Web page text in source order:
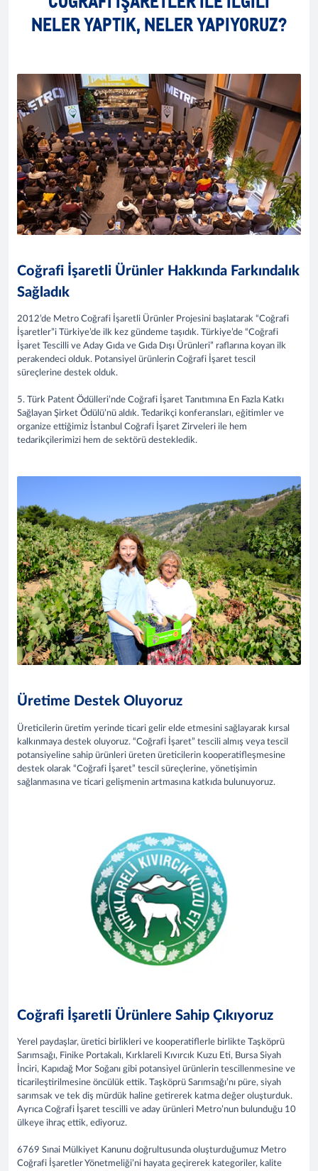
NELER YAPTIK, NELER YAPIYORUZ?
Coğrafi İşaretli Ürünler Hakkında Farkındalık
Sağladık
2012’de Metro Coğrafi İşaretli Ürünler Projesini başlatarak “Coğrafi
İşaretler”i Türkiye’de ilk kez gündeme taşıdık. Türkiye’de “Coğrafi
İşaret Tescilli ve Aday Gıda ve Gıda Dışı Ürünleri” raflarına koyan ilk
perakendeci olduk. Potansiyel ürünlerin Coğrafi İşaret tescil
süreçlerine destek olduk.
5. Türk Patent Ödülleri’nde Coğrafi İşaret Tanıtımına En Fazla Katkı
Sağlayan Şirket Ödülü’nü aldık. Tedarikçi konferansları, eğitimler ve
organize ettiğimiz İstanbul Coğrafi İşaret Zirveleri ile hem
tedarikçilerimizi hem de sektörü destekledik.
Üretime Destek Oluyoruz
Üreticilerin üretim yerinde ticari gelir elde etmesini sağlayarak kırsal
kalkınmaya destek oluyoruz. “Coğrafi İşaret” tescili almış veya tescil
potansiyeline sahip ürünleri üreten üreticilerin kooperatifleşmesine
destek olarak “Coğrafi İşaret” tescil süreçlerine, yönetişimin
sağlanmasına ve ticari gelişmenin artmasına katkıda bulunuyoruz.
Coğrafi İşaretli Ürünlere Sahip Çıkıyoruz
Yerel paydaşlar, üretici birlikleri ve kooperatiflerle birlikte Taşköprü
Sarımsağı, Finike Portakalı, Kırklareli Kıvırcık Kuzu Eti, Bursa Siyah
İnciri, Kapıdağ Mor Soğanı gibi potansiyel ürünlerin tescillenmesine ve
ticarileştirilmesine öncülük ettik. Taşköprü Sarımsağı’nı püre, siyah
sarımsak ve tek diş mürdük haline getirerek katma değer oluşturduk.
Ayrıca Coğrafi İşaret tescilli ve aday ürünleri Metro’nun bulunduğu 10
ülkeye ihraç ettik, ediyoruz.
6769 Sınai Mülkiyet Kanunu doğrultusunda oluşturduğumuz Metro
Coğrafi İşaretler Yönetmeliği’ni hayata geçirerek kategoriler, kalite